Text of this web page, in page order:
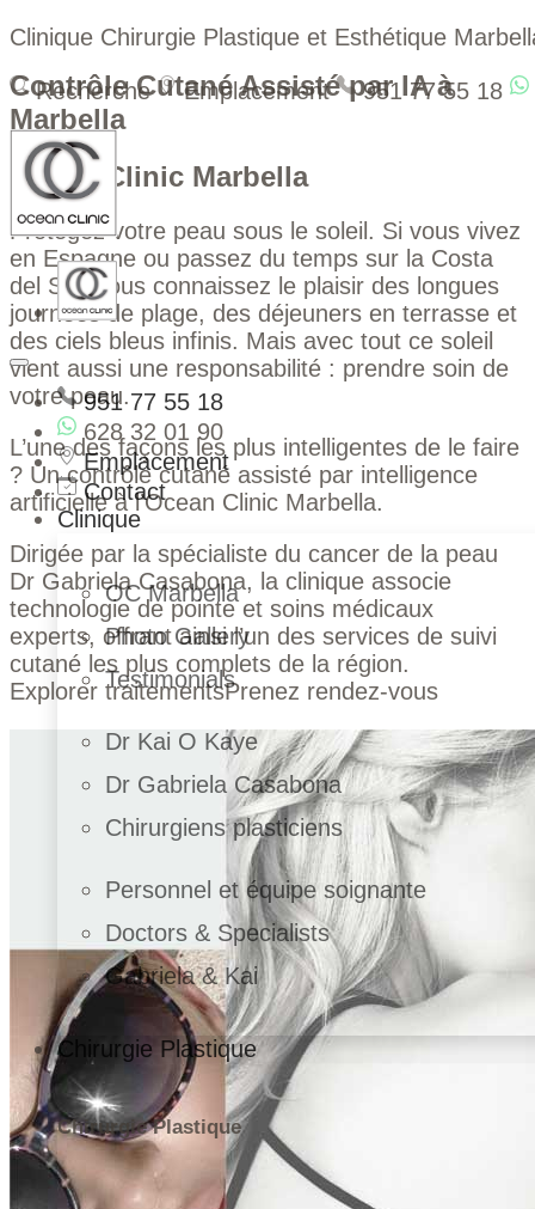
Clinique Chirurgie Plastique et Esthétique
Recherche Emplacement 951 77 55 18
951 77 55 18
628 32 01 90
Emplacement
Contact
Clinique
OC Marbella
Photo Gallery
Testimonials
Dr Kai O Kaye
Dr Gabriela Casabona
Chirurgiens plasticiens
Personnel et équipe soignante
Doctors & Specialists
Gabriela & Kai
Chirurgie Plastique
Chirurgie Plastique
Contrôle Cutané Assisté par IA à
Marbella
Ocean Clinic Marbella
Protégez votre peau sous le soleil. Si vous vivez
en Espagne ou passez du temps sur la Costa
del Sol, vous connaissez le plaisir des longues
journées de plage, des déjeuners en terrasse et
des ciels bleus infinis. Mais avec tout ce soleil
vient aussi une responsabilité : prendre soin de
votre peau.
L’une des façons les plus intelligentes de le faire
? Un contrôle cutané assisté par intelligence
artificielle à l’Ocean Clinic Marbella.
Dirigée par la spécialiste du cancer de la peau
Dr Gabriela Casabona, la clinique associe
technologie de pointe et soins médicaux
experts, offrant ainsi l’un des services de suivi
cutané les plus complets de la région.
Explorer traitementsPrenez rendez-vous